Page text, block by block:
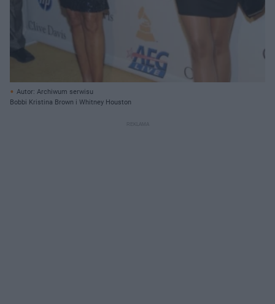
Autor: Archiwum serwisu
Bobbi Kristina Brown i Whitney Houston